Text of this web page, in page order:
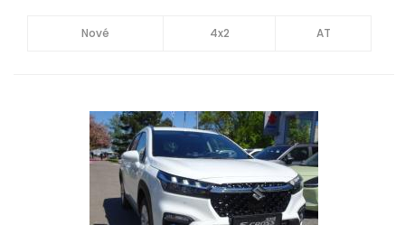
Nové 4x2 AT